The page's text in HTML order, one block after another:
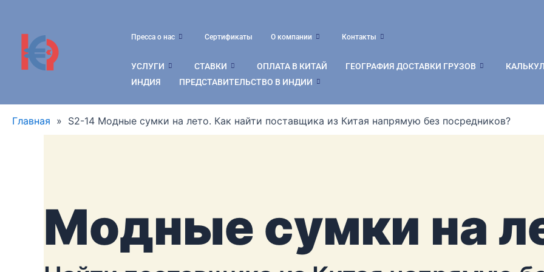
содержимому
Пресса о нас Сертификаты О компании Контакты
УСЛУГИ СТАВКИ ОПЛАТА В КИТАЙ ГЕОГРАФИЯ ДОСТАВКИ ГРУЗОВ
ИНДИЯ
ПРЕДСТАВИТЕЛЬСТВО В ИНДИИ
Главная » S2-14 Модные сумки на лето. Как найти поставщика из Китая напрямую без посредников?
Модные сумки на